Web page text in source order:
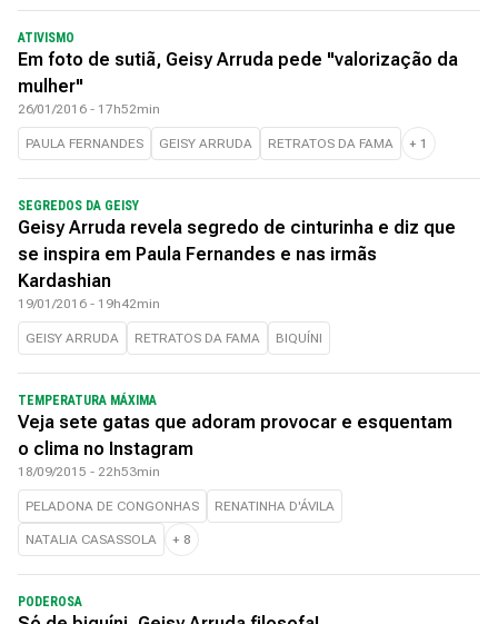
ATIVISMO
Em foto de sutiã, Geisy Arruda pede "valorização da
mulher"
26/01/2016 - 17h52min
PAULA FERNANDES GEISY ARRUDA RETRATOS DA FAMA + 1
SEGREDOS DA GEISY
Geisy Arruda revela segredo de cinturinha e diz que
se inspira em Paula Fernandes e nas irmãs
Kardashian
19/01/2016 - 19h42min
GEISY ARRUDA RETRATOS DA FAMA BIQUÍNI
TEMPERATURA MÁXIMA
Veja sete gatas que adoram provocar e esquentam
o clima no Instagram
18/09/2015 - 22h53min
PELADONA DE CONGONHAS RENATINHA D'ÁVILA
NATALIA CASASSOLA + 8
PODEROSA